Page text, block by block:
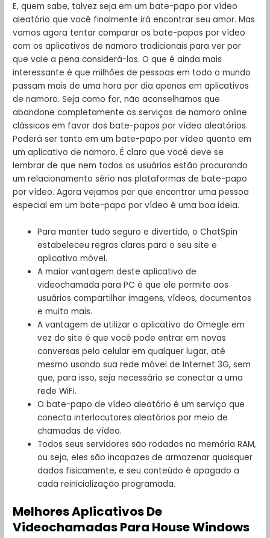
E, quem sabe, talvez seja em um bate-papo por vídeo
aleatório que você finalmente irá encontrar seu amor. Mas
vamos agora tentar comparar os bate-papos por vídeo
com os aplicativos de namoro tradicionais para ver por
que vale a pena considerá-los. O que é ainda mais
interessante é que milhões de pessoas em todo o mundo
passam mais de uma hora por dia apenas em aplicativos
de namoro. Seja como for, não aconselhamos que
abandone completamente os serviços de namoro online
clássicos em favor dos bate-papos por vídeo aleatórios.
Poderá ser tanto em um bate-papo por vídeo quanto em
um aplicativo de namoro. É claro que você deve se
lembrar de que nem todos os usuários estão procurando
um relacionamento sério nas plataformas de bate-papo
por vídeo. Agora vejamos por que encontrar uma pessoa
especial em um bate-papo por vídeo é uma boa ideia.
Para manter tudo seguro e divertido, o ChatSpin
estabeleceu regras claras para o seu site e
aplicativo móvel.
A maior vantagem deste aplicativo de
videochamada para PC é que ele permite aos
usuários compartilhar imagens, vídeos, documentos
e muito mais.
A vantagem de utilizar o aplicativo do Omegle em
vez do site é que você pode entrar em novas
conversas pelo celular em qualquer lugar, até
mesmo usando sua rede móvel de Internet 3G, sem
que, para isso, seja necessário se conectar a uma
rede WiFi.
O bate-papo de vídeo aleatório é um serviço que
conecta interlocutores aleatórios por meio de
chamadas de vídeo.
Todos seus servidores são rodados na memória RAM,
ou seja, eles são incapazes de armazenar quaisquer
dados fisicamente, e seu conteúdo é apagado a
cada reinicialização programada.
Melhores Aplicativos De
Videochamadas Para House Windows